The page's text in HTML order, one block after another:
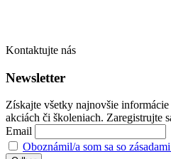
Kontaktujte nás
Newsletter
Získajte všetky najnovšie
akciách či školeniach. Zaregistrujte
Email
Oboznámil/a som sa so